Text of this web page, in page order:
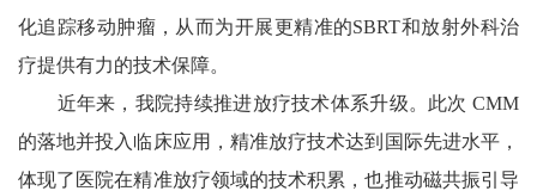
化追踪移动肿瘤，从而为开展更精准的SBRT和放射外科治
疗提供有力的技术保障。
近年来，我院持续推进放疗技术体系升级。此次 CMM
的落地并投入临床应用，精准放疗技术达到国际先进水平，
体现了医院在精准放疗领域的技术积累，也推动磁共振引导